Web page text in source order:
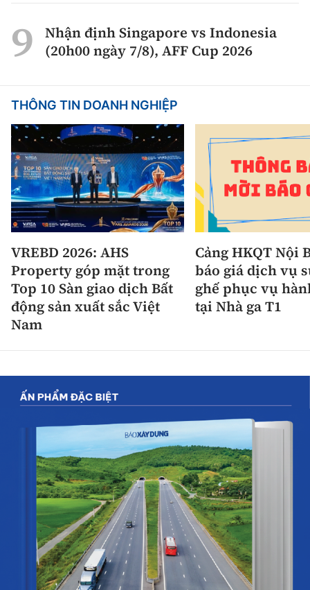
Nhận định Singapore vs Indonesia
(20h00 ngày 7/8), AFF Cup 2026
THÔNG TIN DOANH NGHIỆP
VREBD 2026: AHS
Property góp mặt trong
Top 10 Sàn giao dịch Bất
động sản xuất sắc Việt
Nam
Cảng HKQT Nội
báo giá dịch vụ
ghế phục vụ
tại Nhà ga T1